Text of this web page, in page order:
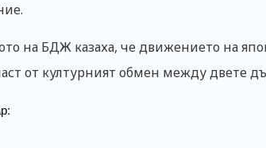
на БДЖ казаха, че движението на
от културният обмен между двете